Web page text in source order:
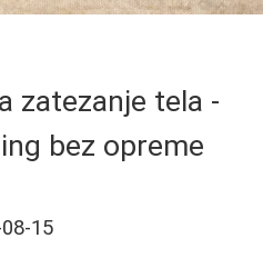
zatezanje tela -
bez opreme
15